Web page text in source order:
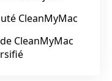
CleanMyMac
CleanMyMac